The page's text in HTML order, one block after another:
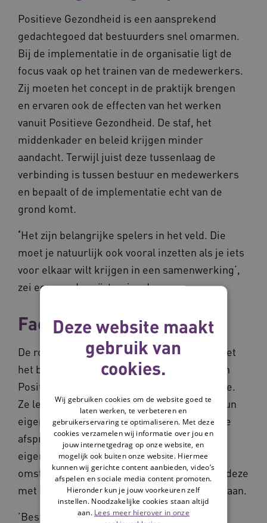
Positieve Gezondheid is een aansprekend
gedachtegoed dat bestuurders snel omarmen.
Bij de implementatie in de organisatie ligt de
focus vaak op het trainen van de medewerkers.
Zij moeten het concept in de praktijk brengen
en ervaren ook de effecten van het werken
vanuit Positieve Gezondheid. De staf, het
middenkader en beleid krijgen minder
aandacht. Terwijl juist deze tussenlaag de
verbinding is tussen bestuur en medewerkers
en bepaalt of de implementatie echt van de
grond komt.
‘Het zijn belangrijke spelers in het veld. Die
moet je natuurlijk ook vooral inzetten als je iets
voor elkaar wilt krijgen in een samenwerking‘,
zei een van de geïnterviewden.
Faciliteren
De rol van deze tussenlaag is meedenken met
het bestuur over het concreet toepassen van
Positieve Gezondheid binnen hun organisatie.
Ze leggen verbinding over de grenzen van hun
eigen organisatie heen en brengen regionale
afspraken van de netwerken terug naar hun
eigen organisatie. Daar creëren ze de juiste
omstandigheden voor medewerkers, zodat deze
met het gedachtegoed aan de slag kunnen gaan.
’Bestuurders omarmen het gedachtegoed,
Deze website maakt
gebruik van
cookies.
Wij gebruiken cookies om de website goed te
laten werken, te verbeteren en
gebruikerservaring te optimaliseren. Met deze
cookies verzamelen wij informatie over jou en
jouw internetgedrag op onze website, en
mogelijk ook buiten onze website. Hiermee
kunnen wij gerichte content aanbieden, video’s
afspelen en sociale media content promoten.
Hieronder kun je jouw voorkeuren zelf
instellen. Noodzakelijke cookies staan altijd
aan. Lees meer hierover in onze